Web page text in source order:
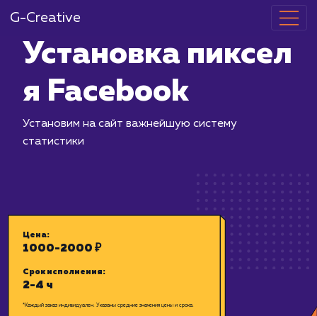
G-Creative
Установка
я Facebook